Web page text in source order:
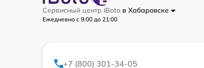
Сервисный центр iBoto в Хабаровске
Ежедневно с 9:00 до 21:00
+7 (800) 301-34-05